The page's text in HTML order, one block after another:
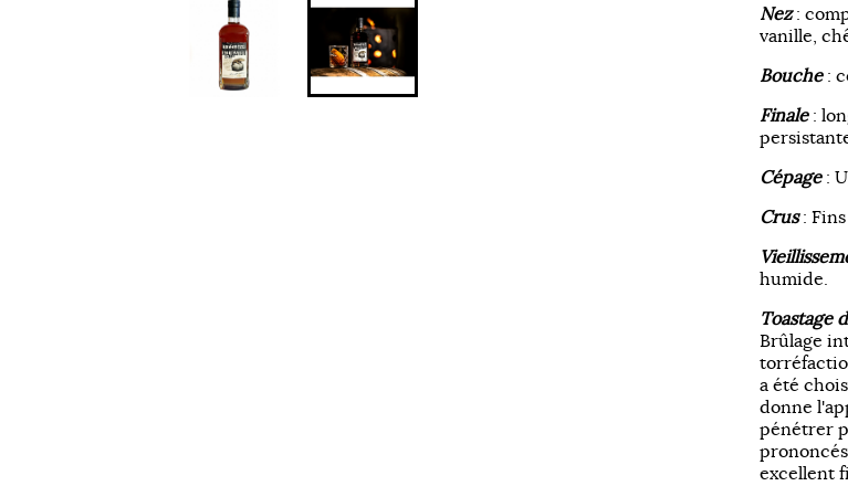
Nez:
vanille,
Bouche:
Finale:
Cépage:
Crus:
humide.
Toastage
Brûlage
a été
donne
pénétrer
excellent